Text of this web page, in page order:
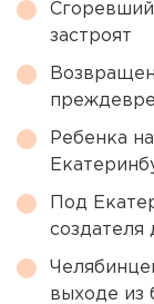
застроят
Ребенка
Под
создателя
выходе из